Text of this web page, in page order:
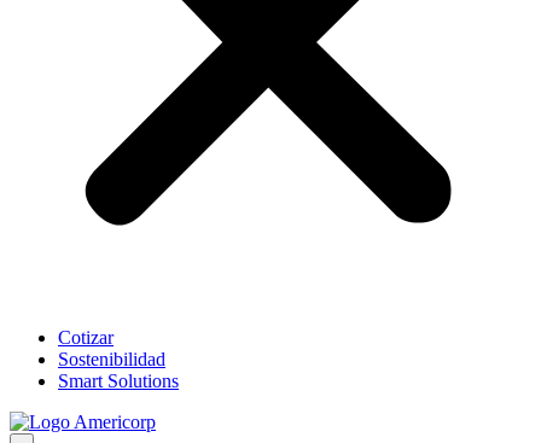
Cotizar
Sostenibilidad
Smart Solutions